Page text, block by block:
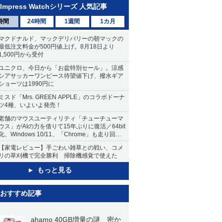
Impress Watchシリーズ 人気記事
間 24時間 1週間 1カ月
クドナルド、マックデリバリーの朝マックの
低注文料金が500円値上げ。8月18日より
円から受付
ニクロ、今日から「お盆特別セール」。涼感
アサッカーワンピース待望値下げ、撥水ギア
ョーツは1990円に
スド「Mrs. GREEN APPLE」のコラボドーナ
4種、いよいよ発売！
舗のマウスユーティリティ「チューチューマ
ス」がAIの力を借りて15年ぶりに復活／64bit
、Windows 10/11、「Chrome」も走り回
。復活記念で2026年末まで500円
家電レビュー】手ごわい雑草との戦い、コメ
の草刈機で完全勝利 掃除機感覚で使えた
もっと見る
おすすめ記事
ahamo 40GB増量の謎 密か